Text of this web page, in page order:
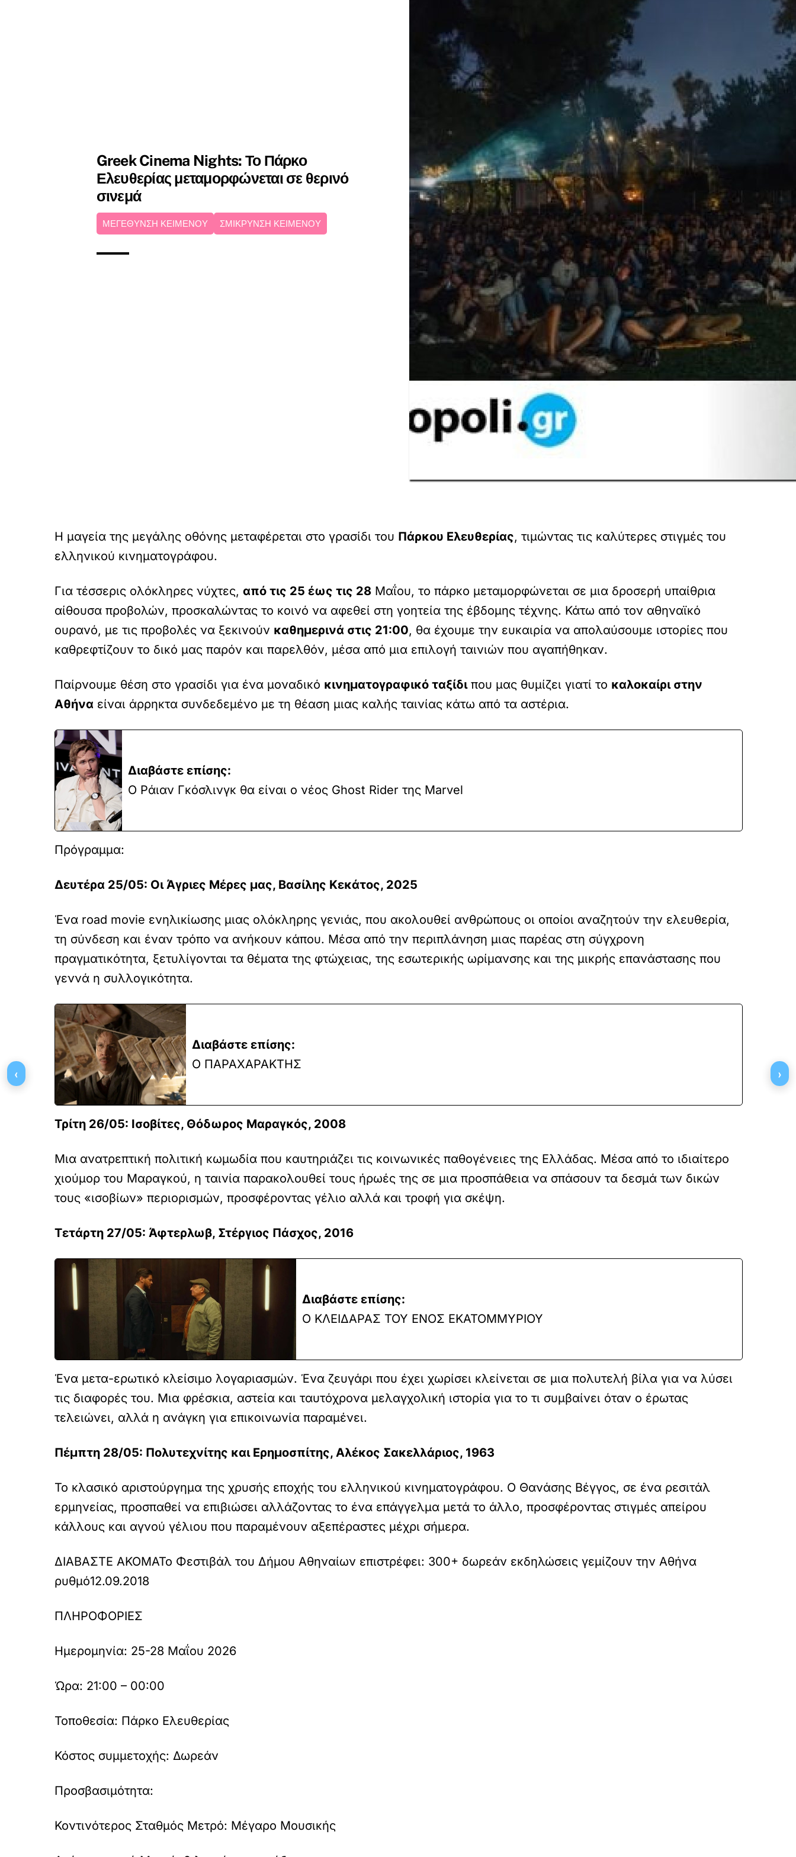
Greek Cinema Nights: Το Πάρκο
Ελευθερίας μεταμορφώνεται σε θερινό
σινεμά
ΜΕΓΕΘΥΝΣΗ ΚΕΙΜΕΝΟΥ ΣΜΙΚΡΥΝΣΗ ΚΕΙΜΕΝΟΥ
H μαγεία της μεγάλης οθόνης μεταφέρεται στο γρασίδι του Πάρκου Ελευθερίας, τιμώντας τις καλύτερες στιγμές του
ελληνικού κινηματογράφου.
Για τέσσερις ολόκληρες νύχτες, από τις 25 έως τις 28 Μαΐου, το πάρκο μεταμορφώνεται σε μια δροσερή υπαίθρια
αίθουσα προβολών, προσκαλώντας το κοινό να αφεθεί στη γοητεία της έβδομης τέχνης. Κάτω από τον αθηναϊκό
ουρανό, με τις προβολές να ξεκινούν καθημερινά στις 21:00, θα έχουμε την ευκαιρία να απολαύσουμε ιστορίες που
καθρεφτίζουν το δικό μας παρόν και παρελθόν, μέσα από μια επιλογή ταινιών που αγαπήθηκαν.
Παίρνουμε θέση στο γρασίδι για ένα μοναδικό κινηματογραφικό ταξίδιπου μας θυμίζει γιατί το καλοκαίρι στην
Αθήνα είναι άρρηκτα συνδεδεμένο με τη θέαση μιας καλής ταινίας κάτω από τα αστέρια.
Διαβάστε επίσης:
Ο Ράιαν Γκόσλινγκ θα είναι ο νέος Ghost Rider της Marvel
Πρόγραμμα:
Δευτέρα 25/05: Οι Άγριες Μέρες μας, Βασίλης Κεκάτος, 2025
Ένα road movie ενηλικίωσης μιας ολόκληρης γενιάς, που ακολουθεί ανθρώπους οι οποίοι αναζητούν την ελευθερία,
τη σύνδεση και έναν τρόπο να ανήκουν κάπου. Μέσα από την περιπλάνηση μιας παρέας στη σύγχρονη
πραγματικότητα, ξετυλίγονται τα θέματα της φτώχειας, της εσωτερικής ωρίμανσης και της μικρής επανάστασης που
γεννά η συλλογικότητα.
Διαβάστε επίσης:
Ο ΠΑΡΑΧΑΡΑΚΤΗΣ
Τρίτη 26/05: Ισοβίτες, Θόδωρος Μαραγκός, 2008
Μια ανατρεπτική πολιτική κωμωδία που καυτηριάζει τις κοινωνικές παθογένειες της Ελλάδας. Μέσα από το ιδιαίτερο
χιούμορ του Μαραγκού, η ταινία παρακολουθεί τους ήρωές της σε μια προσπάθεια να σπάσουν τα δεσμά των δικών
τους «ισοβίων» περιορισμών, προσφέροντας γέλιο αλλά και τροφή για σκέψη.
Τετάρτη 27/05: Άφτερλωβ, Στέργιος Πάσχος, 2016
Διαβάστε επίσης:
Ο ΚΛΕΙΔΑΡΑΣ ΤΟΥ ΕΝΟΣ ΕΚΑΤΟΜΜΥΡΙΟΥ
Ένα μετα-ερωτικό κλείσιμο λογαριασμών. Ένα ζευγάρι που έχει χωρίσει κλείνεται σε μια πολυτελή βίλα για να λύσει
τις διαφορές του. Μια φρέσκια, αστεία και ταυτόχρονα μελαγχολική ιστορία για το τι συμβαίνει όταν ο έρωτας
τελειώνει, αλλά η ανάγκη για επικοινωνία παραμένει.
Πέμπτη 28/05: Πολυτεχνίτης και Ερημοσπίτης, Αλέκος Σακελλάριος, 1963
Το κλασικό αριστούργημα της χρυσής εποχής του ελληνικού κινηματογράφου. Ο Θανάσης Βέγγος, σε ένα ρεσιτάλ
ερμηνείας, προσπαθεί να επιβιώσει αλλάζοντας το ένα επάγγελμα μετά το άλλο, προσφέροντας στιγμές απείρου
κάλλους και αγνού γέλιου που παραμένουν αξεπέραστες μέχρι σήμερα.
ΔΙΑΒΑΣΤΕ ΑΚΟΜΑΤο Φεστιβάλ του Δήμου Αθηναίων επιστρέφει: 300+ δωρεάν εκδηλώσεις γεμίζουν την Αθήνα
ρυθμό12.09.2018
ΠΛΗΡΟΦΟΡΙΕΣ
Ημερομηνία: 25-28 Μαΐου 2026
Ώρα: 21:00 – 00:00
Τοποθεσία: Πάρκο Ελευθερίας
Κόστος συμμετοχής: Δωρεάν
Προσβασιμότητα:
Κοντινότερος Σταθμός Μετρό: Μέγαρο Μουσικής
‹ ›